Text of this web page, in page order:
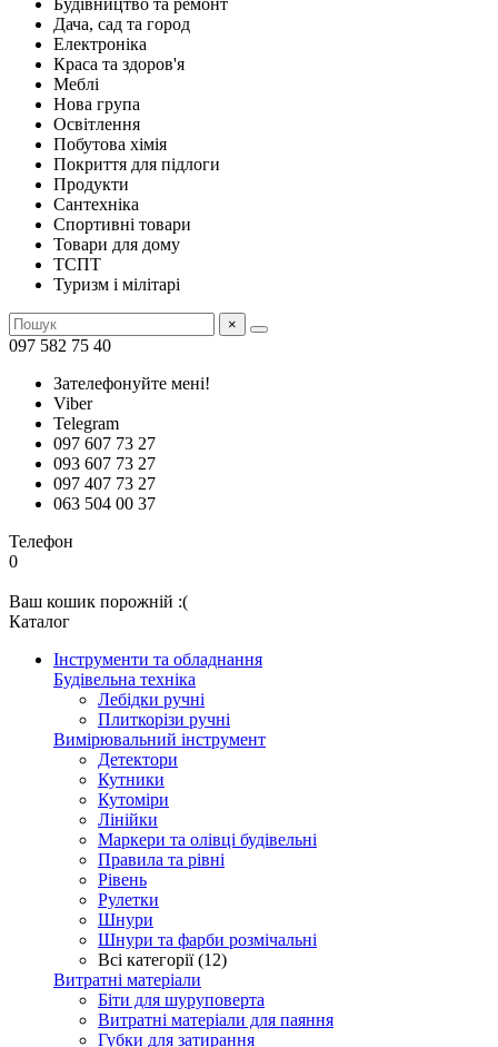
Будівництво та ремонт
Дача, сад та город
Електроніка
Краса та здоров'я
Меблі
Нова група
Освітлення
Побутова хімія
Покриття для підлоги
Продукти
Сантехніка
Спортивні товари
Товари для дому
ТСПТ
Туризм і мілітарі
×
097 582 75 40
Зателефонуйте мені!
Viber
Telegram
097 607 73 27
093 607 73 27
097 407 73 27
063 504 00 37
Телефон
0
Ваш кошик порожній :(
Каталог
Інструменти та обладнання
Будівельна техніка
Лебідки ручні
Плиткорізи ручні
Вимірювальний інструмент
Детектори
Кутники
Кутоміри
Лінійки
Маркери та олівці будівельні
Правила та рівні
Рівень
Рулетки
Шнури
Шнури та фарби розмічальні
Всі категорії (12)
Витратні матеріали
Біти для шуруповерта
Витратні матеріали для паяння
Губки для затирання